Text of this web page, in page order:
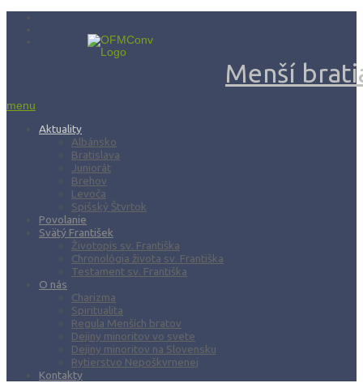
Menší
menu
Aktuality
Albánsko
Bratislava
Juniorát
Brehov
Levoča
Spišský Štvrtok
Povolanie
Svätý František
Životopis sv. Františka
Chronológia života sv. Františka
Testament sv. Františka
O nás
Charizma
Spiritualita
Regula Menších bratov
Dejiny minoritov vo svete
Dejiny minoritov na Slovensku
Rytierstvo Nepoškvrnenej
Kontakty